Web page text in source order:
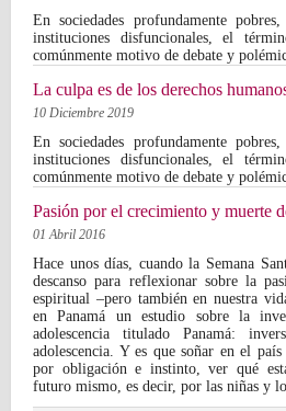
En sociedades profundamente
instituciones disfuncionales, el
comúnmente motivo de debate y
La culpa es de los derechos
10 Diciembre 2019
En sociedades profundamente
instituciones disfuncionales, el
comúnmente motivo de debate y
Pasión por el crecimiento y muerte
01 Abril 2016
Hace unos días, cuando la Semana
descanso para reflexionar sobre la
espiritual –pero también en nuestra
en Panamá un estudio sobre la
adolescencia titulado Panamá:
adolescencia. Y es que soñar en el país
por obligación e instinto, ver qué
futuro mismo, es decir, por las niñas y